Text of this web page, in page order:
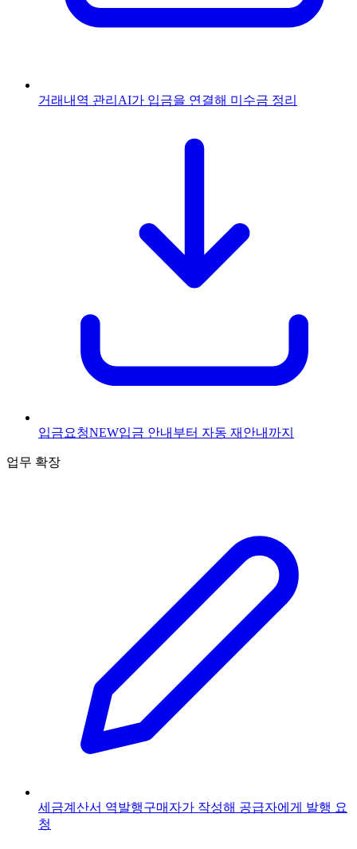
거래내역 관리 AI가 입금을 연결해 미수금 정리
입금요청NEW입금 안내부터 자동 재안내까지
업무 확장
세금계산서 역발행구매자가 작성해 공급자에게 발행 요
청